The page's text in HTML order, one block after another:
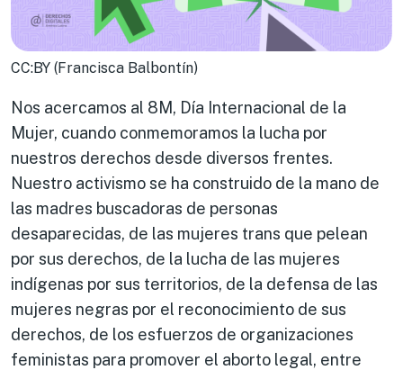
CC:BY (Francisca Balbontín)
Nos acercamos al 8M, Día Internacional de la
Mujer, cuando conmemoramos la lucha por
nuestros derechos desde diversos frentes.
Nuestro activismo se ha construido de la mano de
las madres buscadoras de personas
desaparecidas, de las mujeres trans que pelean
por sus derechos, de la lucha de las mujeres
indígenas por sus territorios, de la defensa de las
mujeres negras por el reconocimiento de sus
derechos, de los esfuerzos de organizaciones
feministas para promover el aborto legal, entre